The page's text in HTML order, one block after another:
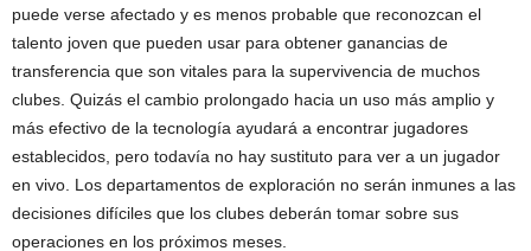
puede verse afectado y es menos probable que reconozcan el
talento joven que pueden usar para obtener ganancias de
transferencia que son vitales para la supervivencia de muchos
clubes. Quizás el cambio prolongado hacia un uso más amplio y
más efectivo de la tecnología ayudará a encontrar jugadores
establecidos, pero todavía no hay sustituto para ver a un jugador
en vivo. Los departamentos de exploración no serán inmunes a las
decisiones difíciles que los clubes deberán tomar sobre sus
operaciones en los próximos meses.